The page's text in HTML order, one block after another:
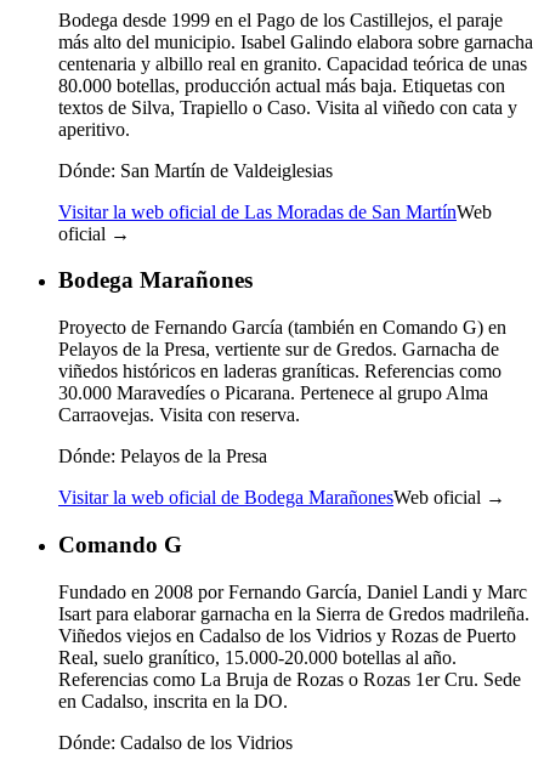
Bodega desde 1999 en el Pago de los Castillejos, el paraje
más alto del municipio. Isabel Galindo elabora sobre garnacha
centenaria y albillo real en granito. Capacidad teórica de unas
80.000 botellas, producción actual más baja. Etiquetas con
textos de Silva, Trapiello o Caso. Visita al viñedo con cata y
aperitivo.
Dónde: San Martín de Valdeiglesias
Visitar la web oficial de Las Moradas de San MartínWeb
oficial →
Bodega Marañones
Proyecto de Fernando García (también en Comando G) en
Pelayos de la Presa, vertiente sur de Gredos. Garnacha de
viñedos históricos en laderas graníticas. Referencias como
30.000 Maravedíes o Picarana. Pertenece al grupo Alma
Carraovejas. Visita con reserva.
Dónde: Pelayos de la Presa
Visitar la web oficial de Bodega MarañonesWeb oficial →
Comando G
Fundado en 2008 por Fernando García, Daniel Landi y Marc
Isart para elaborar garnacha en la Sierra de Gredos madrileña.
Viñedos viejos en Cadalso de los Vidrios y Rozas de Puerto
Real, suelo granítico, 15.000-20.000 botellas al año.
Referencias como La Bruja de Rozas o Rozas 1er Cru. Sede
en Cadalso, inscrita en la DO.
Dónde: Cadalso de los Vidrios